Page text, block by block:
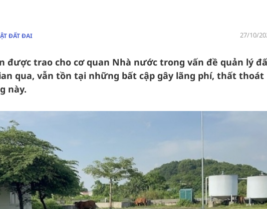
ĐẤT ĐAI 27/10/
được trao cho cơ quan Nhà nước trong vấn đề quản lý
qua, vẫn tồn tại những bất cập gây lãng phí, thất thoát
này.